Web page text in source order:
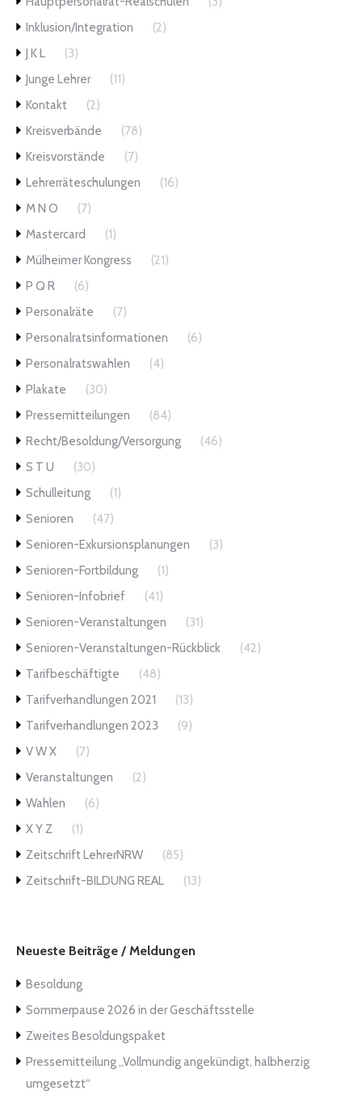
Inklusion/Integration
(2)
J K L
(3)
Junge Lehrer
(11)
Kontakt
(2)
Kreisverbände
(78)
Kreisvorstände
(7)
Lehrerräteschulungen
(16)
M N O
(7)
Mastercard
(1)
Mülheimer Kongress
(21)
P Q R
(6)
Personalräte
(7)
Personalratsinformationen
(6)
Personalratswahlen
(4)
Plakate
(30)
Pressemitteilungen
(84)
Recht/Besoldung/Versorgung
(46)
S T U
(30)
Schulleitung
(1)
Senioren
(47)
Senioren-Exkursionsplanungen
(3)
Senioren-Fortbildung
(1)
Senioren-Infobrief
(41)
Senioren-Veranstaltungen
(31)
Senioren-Veranstaltungen-Rückblick
(42)
Tarifbeschäftigte
(48)
Tarifverhandlungen 2021
(13)
Tarifverhandlungen 2023
(9)
V W X
(7)
Veranstaltungen
(2)
Wahlen
(6)
X Y Z
(1)
Zeitschrift LehrerNRW
(85)
Zeitschrift-BILDUNG REAL
(13)
Neueste Beiträge / Meldungen
Besoldung
Sommerpause 2026 in der Geschäftsstelle
Zweites Besoldungspaket
Pressemitteilung „Vollmundig angekündigt, halbherzig
umgesetzt“